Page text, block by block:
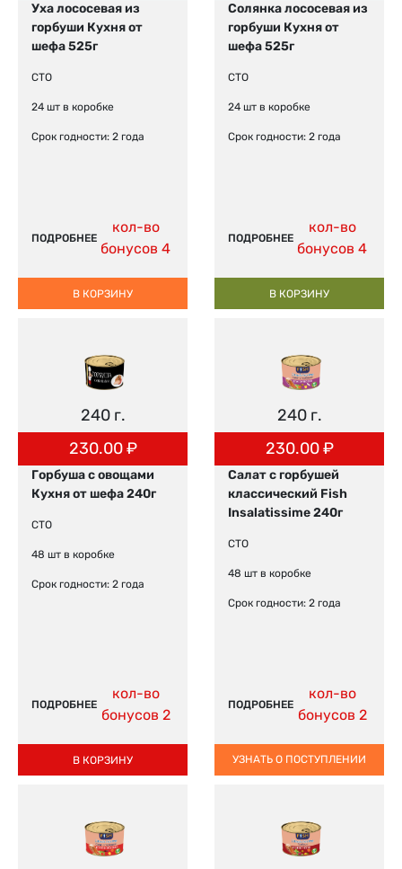
Уха лососевая из
горбуши Кухня от
шефа 525г
СТО
24 шт в коробке
Срок годности: 2 года
ПОДРОБНЕЕ
кол-во
бонусов 4
В КОРЗИНУ
Солянка лососевая из
горбуши Кухня от
шефа 525г
СТО
24 шт в коробке
Срок годности: 2 года
ПОДРОБНЕЕ
кол-во
бонусов 4
В КОРЗИНУ
240 г.
230.00₽
Горбуша с овощами
Кухня от шефа 240г
СТО
48 шт в коробке
Срок годности: 2 года
ПОДРОБНЕЕ
кол-во
бонусов 2
В КОРЗИНУ
240 г.
230.00₽
Салат с горбушей
классический Fish
Insalatissime 240г
СТО
48 шт в коробке
Срок годности: 2 года
ПОДРОБНЕЕ
кол-во
бонусов 2
УЗНАТЬ О ПОСТУПЛЕНИИ